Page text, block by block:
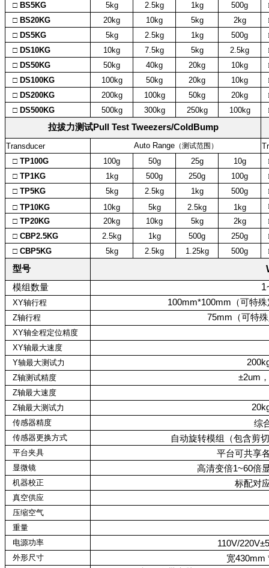
□ BS5KG
5kg 2.5kg 1kg 500g
□ BS20KG
20kg 10kg 5kg 2kg
□ DS5KG
5kg 2.5kg 1kg 500g
□ DS10KG
10kg 7.5kg 5kg 2.5kg
□ DS50KG
50kg 40kg 20kg 10kg
□ DS100KG
100kg 50kg 20kg 10kg
□ DS200KG
200kg 100kg 50kg 20kg
□ DS500KG
500kg 300kg 250kg 100kg
拉拔力测试Pull Test Tweezers/ColdBump
Transducer Auto Range（测试范围）
□ TP100G
100g 50g 25g 10g
□ TP1KG
1kg 500g 250g 100g
□ TP5KG
5kg 2.5kg 1kg 500g
□ TP10KG
10kg 5kg 2.5kg 1kg
□ TP20KG
20kg 10kg 5kg 2kg
□ CBP2.5KG
2.5kg 1kg 500g 250g
□ CBP5KG
5kg 2.5kg 1.25kg 500g
型号
模组数量
XY轴行程 100mm*100mm（可特
Z轴行程 75mm（可特
XY轴全程定位精度
XY轴最大速度
Y轴最大测试力
Z轴测试精度 ±2um
Z轴最大速度
Z轴最大测试力
传感器精度 综
传感器更换方式 自动旋转模组（包含剪
平台夹具 平台可共享
显微镜 高清变倍1~60倍
机器校正 标配对
真空供应
压缩空气
重量
电源功率
110V/
外形尺寸
宽430mm